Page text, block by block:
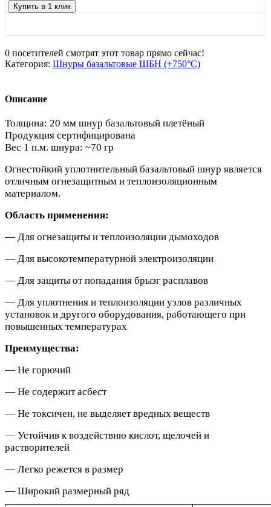
Купить в 1 клик
0 посетителей смотрят этот товар прямо сейчас!
Категория: Шнуры базальтовые ШБН (+750°С)
Описание
Толщина: 20 мм шнур базальтовый плетёный
Продукция сертифицирована
Вес 1 п.м. шнура: ~70 гр
Огнестойкий уплотнительный базальтовый шнур является
отличным огнезащитным и теплоизоляционным
материалом.
Область применения:
— Для огнезащиты и теплоизоляции дымоходов
— Для высокотемпературной электроизоляции
— Для защиты от попадания брызг расплавов
— Для уплотнения и теплоизоляции узлов различных
установок и другого оборудования, работающего при
повышенных температурах
Преимущества:
— Не горючий
— Не содержит асбест
— Не токсичен, не выделяет вредных веществ
— Устойчив к воздействию кислот, щелочей и
растворителей
— Легко режется в размер
— Широкий размерный ряд